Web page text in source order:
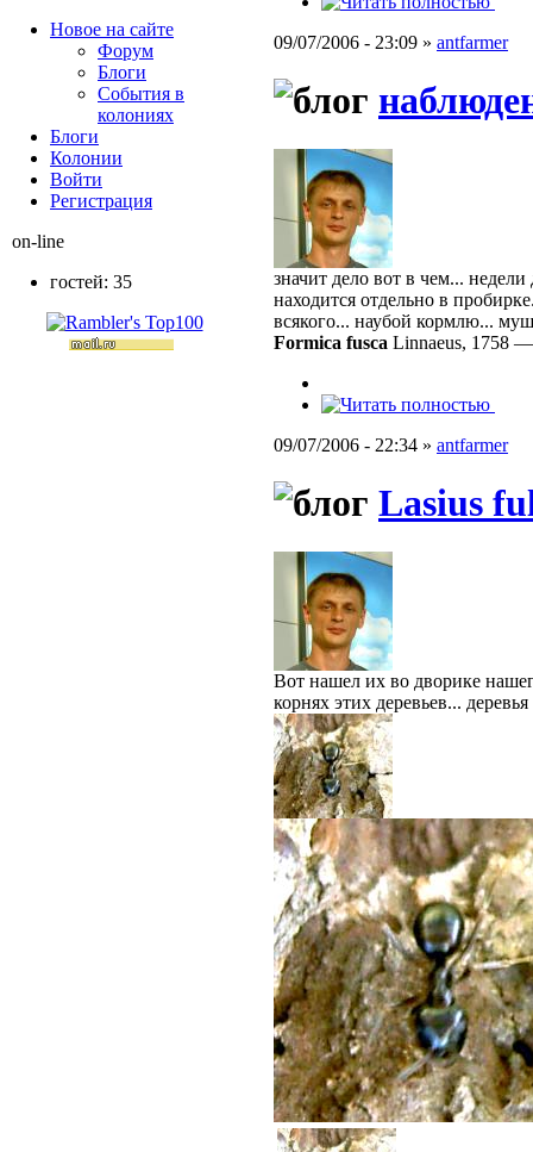
09/07/2006 - 23:09 » antfarmer
значит дело вот в чем...
находится отдельно в
всякого... наубой кормлю...
Formica fusca Linnaeus, 1758
09/07/2006 - 22:34 » antfarmer
Lasius
Вот нашел их во дворике
корнях этих деревьев...
Новое на сайте
Форум
Блоги
События в
колониях
Блоги
Колонии
Войти
Peгиcтpaция
on-line
гостей: 35